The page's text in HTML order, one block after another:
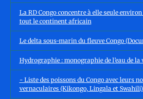
La RD Congo concentre à elle seule environ
tout le continent africain
Le delta sous-marin du fleuve Congo
Hydrographie : monographie de l’eau de la
- Liste des poissons du Congo avec leurs
vernaculaires (Kikongo, Lingala et Swahili)